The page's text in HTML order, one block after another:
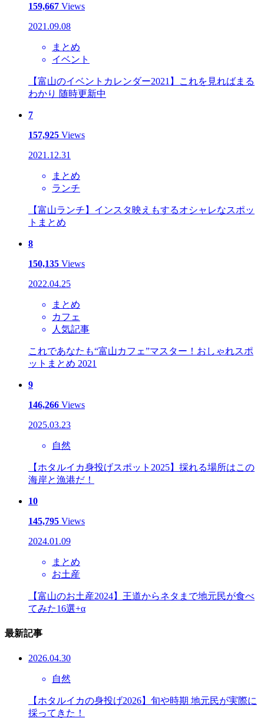
159,667 Views
2021.09.08
まとめ
イベント
【富山のイベントカレンダー2021】これを見ればまる
わかり 随時更新中
7
157,925 Views
2021.12.31
まとめ
ランチ
【富山ランチ】インスタ映えもするオシャレなスポッ
トまとめ
8
150,135 Views
2022.04.25
まとめ
カフェ
人気記事
これであなたも“富山カフェ”マスター！おしゃれスポ
ットまとめ 2021
9
146,266 Views
2025.03.23
自然
【ホタルイカ身投げスポット2025】採れる場所はこの
海岸と漁港だ！
10
145,795 Views
2024.01.09
まとめ
お土産
【富山のお土産2024】王道からネタまで地元民が食べ
てみた16選+α
最新記事
2026.04.30
自然
【ホタルイカの身投げ2026】旬や時期 地元民が実際に
採ってきた！